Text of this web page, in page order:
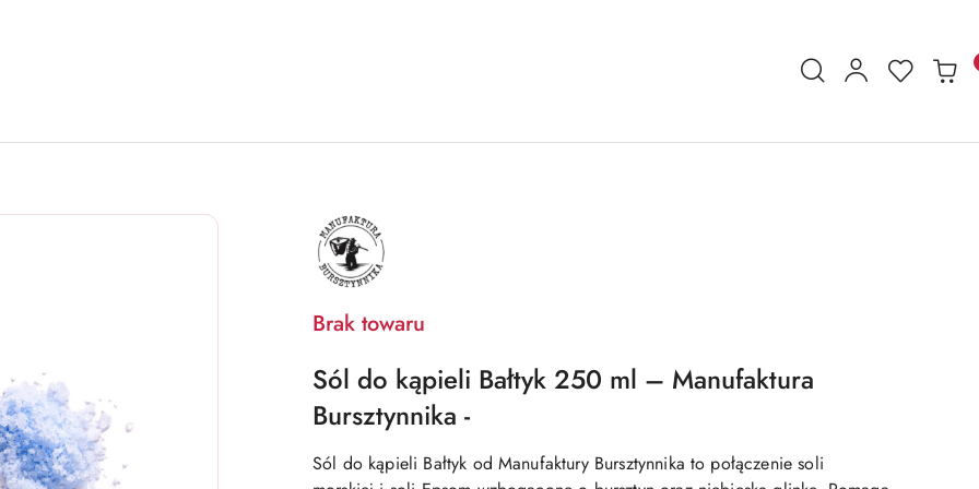
MANUFAKTURA
BURSZTYNNIKA
Brak towaru
Sól do kąpieli Bałtyk 250 ml – Manufaktura
Bursztynnika -
Sól do kąpieli Bałtyk od Manufaktury Bursztynnika to połączenie soli